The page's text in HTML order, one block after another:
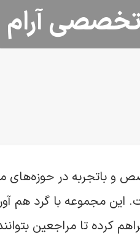
تخصصی آرام
با‌تجربه در
این مجموعه با گرد هم
کرده تا مراجعین